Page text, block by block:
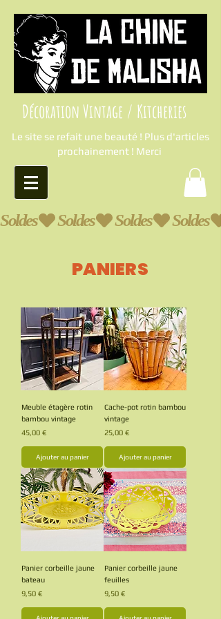
Décoration Vintage / Kitcheries
Le site se refait une beauté ! Plus d'articles
prochainement ! Merci
Soldes
PANIERS
Meuble étagère rotin
bambou vintage
Prix
45,00 €
Ajouter au panier
Cache-pot rotin bambou
vintage
Prix
25,00 €
Ajouter au panier
Panier corbeille jaune
bateau
Prix
9,50 €
Panier corbeille jaune
feuilles
Prix
9,50 €